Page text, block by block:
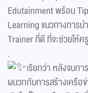
Edutainment พร้อม
Learning แนวทางการน
Trainer ที่ดี ที่จะช่วยให้ค
.
เรียกว่า หลังจบก
ผนวกกับการสร้างเครือ